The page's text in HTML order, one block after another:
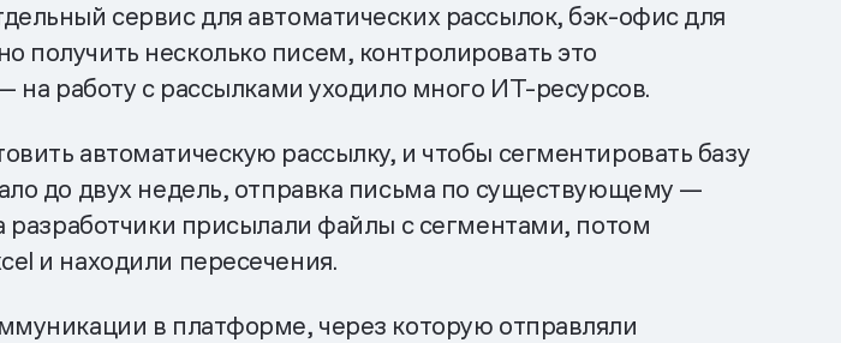
сервис для автоматических рассылок, бэк-офис для
несколько писем, контролировать это
работу с рассылками уходило много ИТ-ресурсов.
автоматическую рассылку, и чтобы сегментировать базу
до двух недель, отправка письма по существующему —
присылали файлы с сегментами, потом
и находили пересечения.
в платформе, через которую отправляли